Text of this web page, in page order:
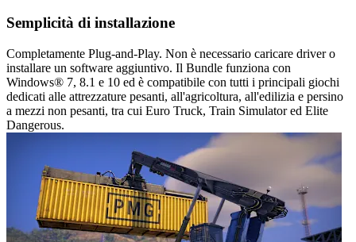
Semplicità di installazione
Completamente Plug-and-Play. Non è necessario caricare driver o
installare un software aggiuntivo. Il Bundle funziona con
Windows® 7, 8.1 e 10 ed è compatibile con tutti i principali giochi
dedicati alle attrezzature pesanti, all'agricoltura, all'edilizia e persino
a mezzi non pesanti, tra cui Euro Truck, Train Simulator ed Elite
Dangerous.